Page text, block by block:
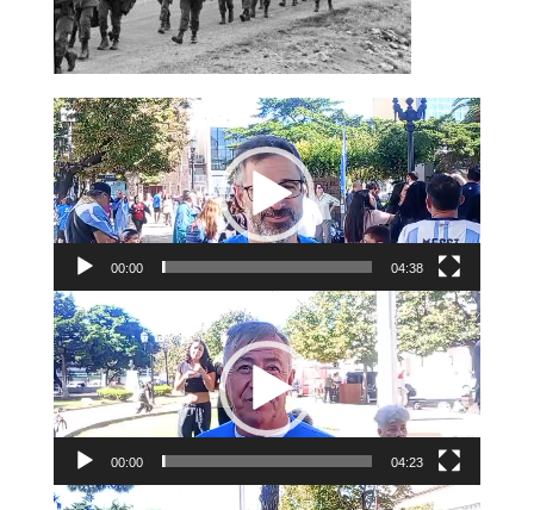
Reproductor
de
vídeo
00:00 04:38
Reproductor
de
vídeo
00:00 04:23
Reproductor